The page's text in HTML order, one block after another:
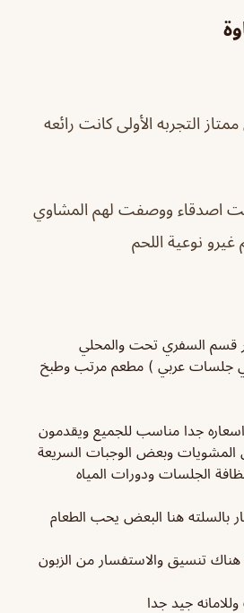
التجربه الأولى كانت رائعه
عزمت اصدقاء ووصفت لهم المشاوي
نوعية اللحم
قسم السفري تحت والمحلي
جلسات عربي ) مطعم مرتب وطبخ
جدا مناسب للجميع ويقدمون
المشويات وبعض الوجبات السريعة
الجلسات ودورات المياه
بالسلته هنا البعض يحب الطعام
تنسيق والاستفسار من الزبون
جيد جدا